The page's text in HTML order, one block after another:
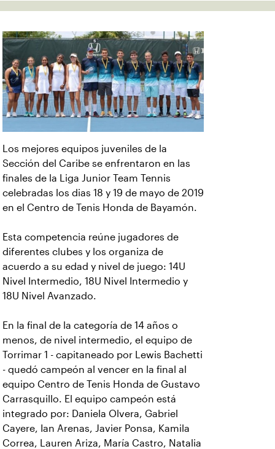
Los mejores equipos juveniles de la
Sección del Caribe se enfrentaron en las
finales de la Liga Junior Team Tennis
celebradas los dias 18 y 19 de mayo de 2019
en el Centro de Tenis Honda de Bayamón.
Esta competencia reúne jugadores de
diferentes clubes y los organiza de
acuerdo a su edad y nivel de juego: 14U
Nivel Intermedio, 18U Nivel Intermedio y
18U Nivel Avanzado.
En la final de la categoría de 14 años o
menos, de nivel intermedio, el equipo de
Torrimar 1 - capitaneado por Lewis Bachetti
- quedó campeón al vencer en la final al
equipo Centro de Tenis Honda de Gustavo
Carrasquillo. El equipo campeón está
integrado por: Daniela Olvera, Gabriel
Cayere, Ian Arenas, Javier Ponsa, Kamila
Correa, Lauren Ariza, María Castro, Natalia